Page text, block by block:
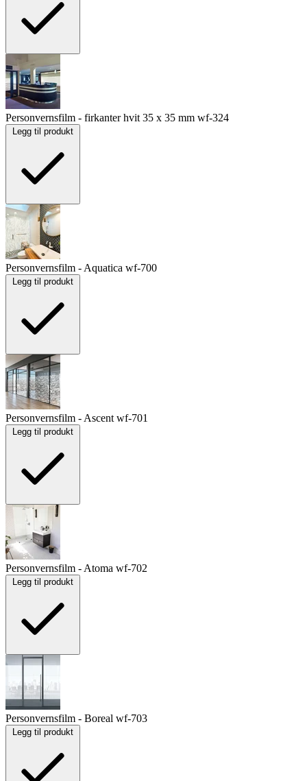
Personvernsfilm - firkanter hvit 35 x 35 mm wf-324
Legg til produkt
Personvernsfilm - Aquatica wf-700
Legg til produkt
Personvernsfilm - Ascent wf-701
Legg til produkt
Personvernsfilm - Atoma wf-702
Legg til produkt
Personvernsfilm - Boreal wf-703
Legg til produkt